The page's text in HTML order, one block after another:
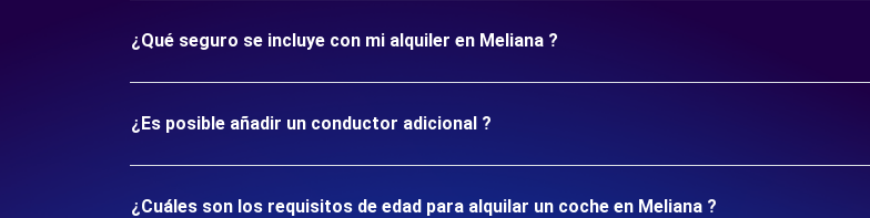
¿Qué seguro se incluye con mi alquiler en Meliana ?
¿Es posible añadir un conductor adicional ?
¿Cuáles son los requisitos de edad para alquilar un coche en Meliana ?